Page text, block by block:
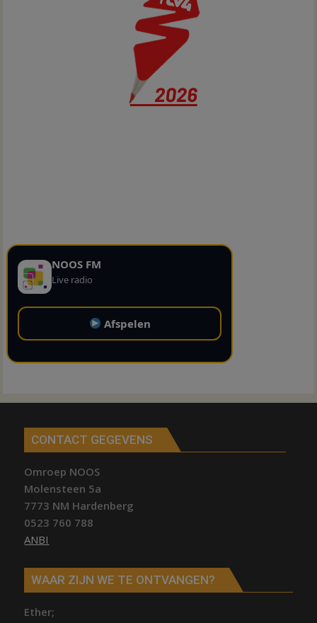
NOOS FM
Live radio
Afspelen
CONTACT GEGEVENS
Omroep NOOS
Molensteen 5a
7773 NM Hardenberg
0523 760 788
ANBI
WAAR ZIJN WE TE ONTVANGEN?
Ether;